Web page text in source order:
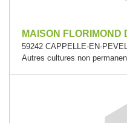
MAISON FLORIMOND
59242 CAPPELLE-EN-
Autres cultures non